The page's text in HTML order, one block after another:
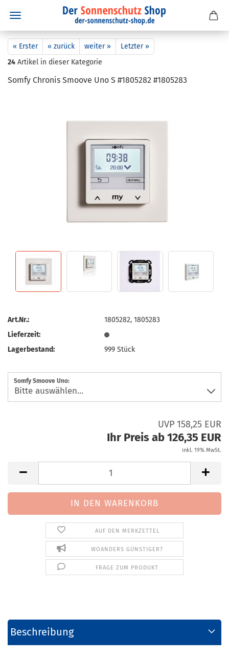
« Erster « zurück weiter »
Letzter »
24 Artikel in dieser Kategorie
Somfy Chro­nis Smoo­ve Uno S #1805282 #1805283
Art.Nr.:
1805282, 1805283
Lieferzeit:
Lagerbestand:
999Stück
Somfy Smoove Uno:
UVP 158,25 EUR
Ihr Preis ab 126,35 EUR
inkl. 19% MwSt.
AUF DEN MERKZETTEL
WOANDERS GÜNSTIGER?
FRAGE ZUM PRODUKT
Beschreibung